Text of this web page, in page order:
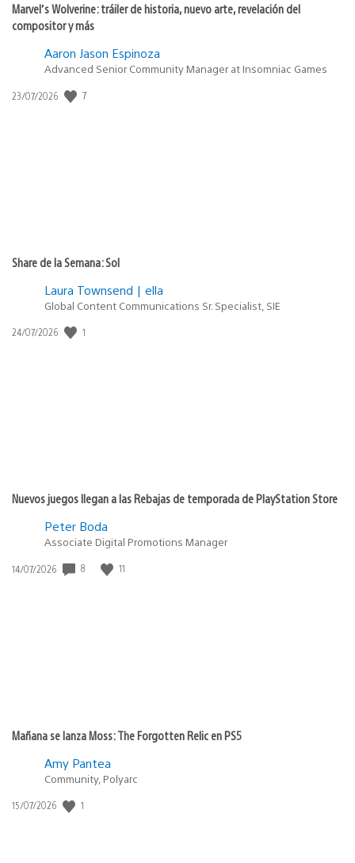
Marvel’s Wolverine: tráiler de historia, nuevo arte, revelación del
compositor y más
Aaron Jason Espinoza
Advanced Senior Community Manager at Insomniac Games
Fecha
23/07/2026 7
Share de la Semana: Sol
Laura Townsend | ella
Global Content Communications Sr. Specialist, SIE
Fecha
24/07/2026 1
Nuevos juegos llegan a las Rebajas de temporada de PlayStation Store
Peter Boda
Associate Digital Promotions Manager
Fecha
14/07/2026 8 11
Mañana se lanza Moss: The Forgotten Relic en PS5
Amy Pantea
Community, Polyarc
Fecha
15/07/2026 1